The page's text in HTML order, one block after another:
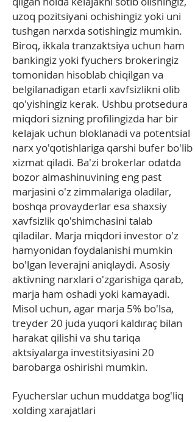
uzoq pozitsiyani ochishingiz yoki uni
tushgan narxda sotishingiz mumkin.
Biroq, ikkala tranzaktsiya uchun ham
bankingiz yoki fyuchers brokeringiz
tomonidan hisoblab chiqilgan va
belgilanadigan etarli xavfsizlikni olib
qo'yishingiz kerak. Ushbu protsedura
miqdori sizning profilingizda har bir
kelajak uchun bloklanadi va potentsial
narx yo'qotishlariga qarshi bufer bo'lib
xizmat qiladi. Ba'zi brokerlar odatda
bozor almashinuvining eng past
marjasini o'z zimmalariga oladilar,
boshqa provayderlar esa shaxsiy
xavfsizlik qo'shimchasini talab
qiladilar. Marja miqdori investor o'z
hamyonidan foydalanishi mumkin
bo'lgan leverajni aniqlaydi. Asosiy
aktivning narxlari o'zgarishiga qarab,
marja ham oshadi yoki kamayadi.
Misol uchun, agar marja 5% bo'lsa,
treyder 20 juda yuqori kaldıraç bilan
harakat qilishi va shu tariqa
aktsiyalarga investitsiyasini 20
barobarga oshirishi mumkin.
Fyucherslar uchun muddatga bog'liq
xolding xarajatlari